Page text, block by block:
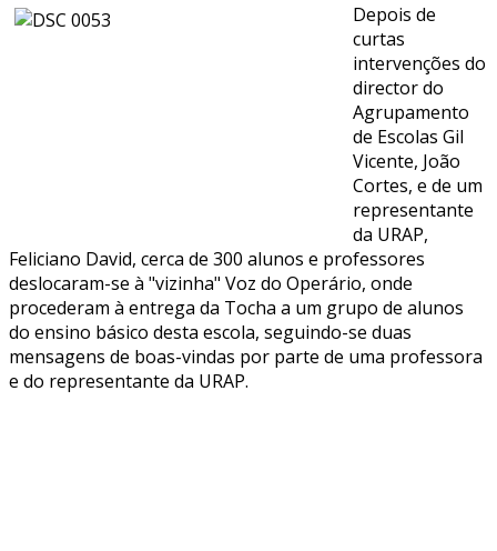
Depois de
curtas
intervenções do
director do
Agrupamento
de Escolas Gil
Vicente, João
Cortes, e de um
representante
da URAP,
Feliciano David, cerca de 300 alunos e professores
deslocaram-se à "vizinha" Voz do Operário, onde
procederam à entrega da Tocha a um grupo de alunos
do ensino básico desta escola, seguindo-se duas
mensagens de boas-vindas por parte de uma professora
e do representante da URAP.